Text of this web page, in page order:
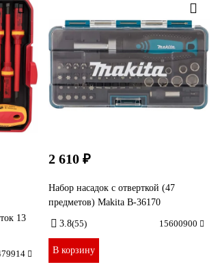
13
2 610 ₽
Набор насадок с отверткой (47
предметов) Makita B-36170
3.8(55) 15600900
В корзину